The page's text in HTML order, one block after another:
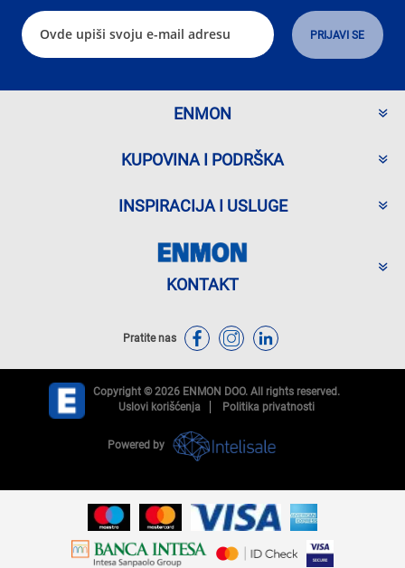
ENMON
KUPOVINA I PODRŠKA
INSPIRACIJA I USLUGE
KONTAKT
Pratite nas
Copyright © 2026 ENMON DOO. All rights reserved.
Uslovi korišćenja
Politika privatnosti
Powered by